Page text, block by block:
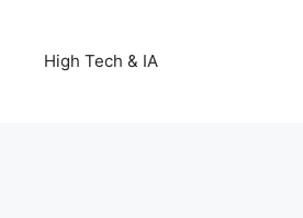
High Tech & IA